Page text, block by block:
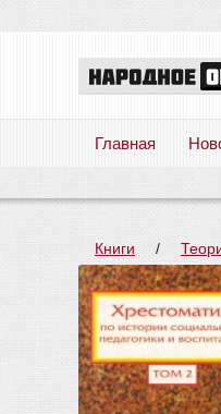
Главная
Книги /